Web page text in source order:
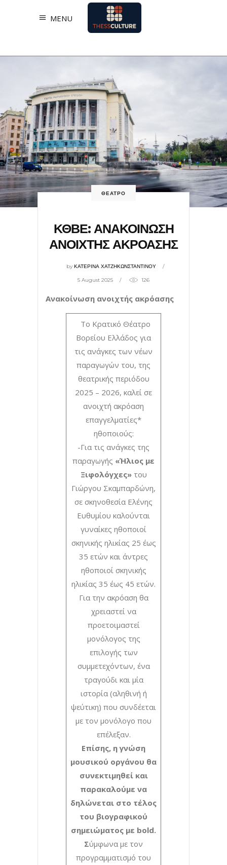
MENU
ΘΕΑΤΡΟ
ΚΘΒΕ: ΑΝΑΚΟΙΝΩΣΗ
ΑΝΟΙΧΤΗΣ ΑΚΡΟΑΣΗΣ
byΚΑΤΕΡΙΝΑ ΧΑΤΖΗΚΩΝΣΤΑΝΤΙΝΟΥ
5 August 2025 126
Ανακοίνωση ανοιχτής ακρόασης
Το Κρατικό Θέατρο
Βορείου Ελλάδος για
τις ανάγκες των νέων
παραγωγών του, της
θεατρικής περιόδου
2025 – 2026, καλεί σε
ανοιχτή ακρόαση
επαγγελματίες*
ηθοποιούς:
-Για τις ανάγκες της
παραγωγής «Ήλιος με
Ξιφολόγχες»του
Γιώργου Σκαμπαρδώνη,
σε σκηνοθεσία Ελένης
Ευθυμίου καλούνται
γυναίκες ηθοποιοί
σκηνικής ηλικίας 25 έως
35 ετών και άντρες
ηθοποιοί σκηνικής
ηλικίας 35 έως 45 ετών.
Για την ακρόαση θα
χρειαστεί να
προετοιμαστεί
μονόλογος της
επιλογής των
συμμετεχόντων, ένα
τραγούδι και μία
ιστορία (αληθινή ή
ψεύτικη) που συνδέεται
με τον μονόλογο που
επέλεξαν.
Επίσης, η γνώση
μουσικού οργάνου θα
συνεκτιμηθεί και
παρακαλούμε να
δηλώνεται στο τέλος
του βιογραφικού
σημειώματος με bold.
Σύμφωνα με τον
προγραμματισμό του